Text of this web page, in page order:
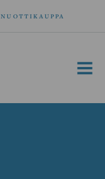
NUOTTIKAUPPA
MENU